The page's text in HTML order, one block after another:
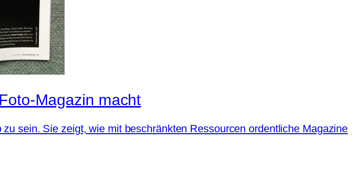
Magazin macht
sein. Sie zeigt, wie mit beschränkten Ressourcen ordentliche Magazine